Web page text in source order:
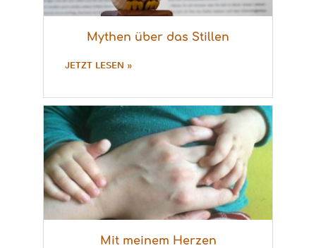
Mythen über das Stillen
JETZT LESEN »
Mit meinem Herzen